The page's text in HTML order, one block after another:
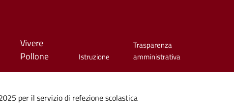
Vivere
Pollone
Istruzione
Trasparenza
amministrativa
per il servizio di refezione scolastica